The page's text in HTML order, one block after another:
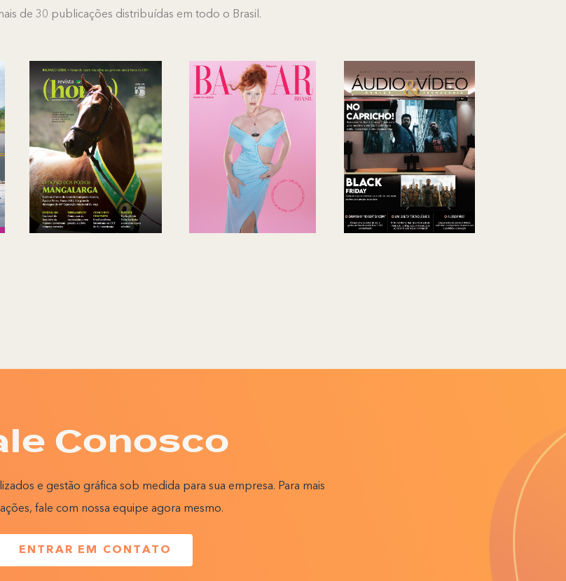
de 30 publicações distribuídas em todo o Brasil.
Conosco
e gestão gráfica sob medida para sua empresa. Para mais
fale com nossa equipe agora mesmo.
ENTRAR EM CONTATO